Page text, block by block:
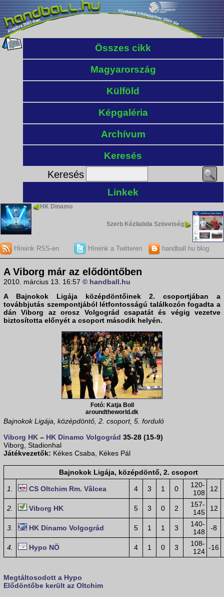
Összes cikk
Magyarország
Külföld
Képgaléria
Archívum
Keresés
Keresés
Linkek
HK Dinamo
Szerb Kézilabda Szövetség
Híreink RSS-en Híreink a Twitteren handball.hu blog
A Viborg már az elődöntőben
2010. március 13. 16:57 © handball.hu
A Bajnokok Ligája középdöntőinek 2. csoportjában a
továbbjutás szempontjából létfontosságú találkozón fogadta a
dánViborg az orosz Volgográd csapatát és végig vezetve
biztosította előnyét a csoport második helyén.
Fotó: Katja Boll
aroundtheworld.dk
Bajnokok Ligája, középdöntő, 2. csoport, 5. forduló
Viborg HK – HK Dinamo Volgográd 35-28 (15-9)
Viborg, Stadionhal
Játékvezetők: Kékes Csaba, Kékes Pál
Bajnokok Ligája, középdöntő, 2. csoport
1. CS Oltchim Rm. Vâlcea 4 3 1 0
120-
108
12
2. Viborg HK 5 3 0 2
157-
145
12
3. HK Dinamo Volgográd 5 1 1 3
140-
148
-8
4. Hypo NÖ 4 1 0 3
108-
124 -16
Megtáltosodott a Hypo
Elődöntőbe került az Oltchim